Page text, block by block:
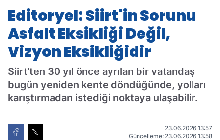
Editoryel: Siirt'in Sorunu
Asfalt Eksikliği Değil,
Vizyon Eksikliğidir
Siirt'ten 30 yıl önce ayrılan bir vatandaş
bugün yeniden kente döndüğünde, yolları
karıştırmadan istediği noktaya ulaşabilir.
23.06.2026 13:57
Güncelleme: 23.06.2026 13:58